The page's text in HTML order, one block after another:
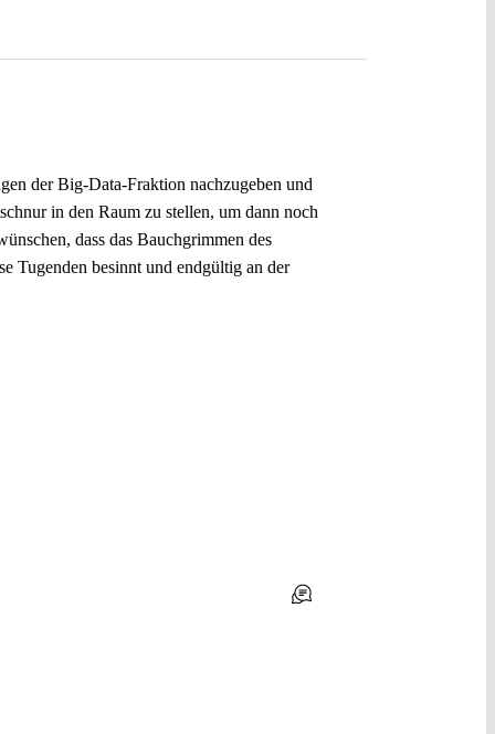
der Big-Data-Fraktion nachzugeben und
in den Raum zu stellen, um dann noch
dass das Bauchgrimmen des
Tugenden besinnt und endgültig an der